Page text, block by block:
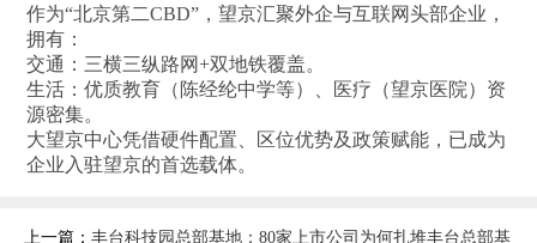
作为“北京第二CBD”，望京汇聚外企与互联网头部企业，
拥有：
交通‌：三横三纵路网+双地铁覆盖‌。
生活‌：优质教育（陈经纶中学等）、医疗（望京医院）资
源密集‌。
大望京中心凭借硬件配置、区位优势及政策赋能，已成为
企业入驻望京的首选载体‌。
上一篇： 丰台科技园总部基地：80家上市公司为何扎堆丰台总部基